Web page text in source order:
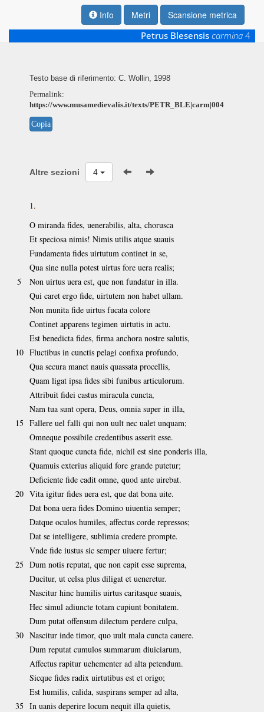
Info Metri
Scansione metrica
Petrus Blesensis carmina4
Testo base di riferimento: C. Wollin, 1998
Permalink:
https://www.musamedievalis.it/texts/PETR_BLE|carm|004
Copia
Altre sezioni 4
1.
O miranda fides, uenerabilis, alta, chorusca
Et speciosa nimis! Nimis utilis atque suauis
Fundamenta fides uirtutum continet in se,
Qua sine nulla potest uirtus fore uera realis;
5
Non uirtus uera est, que non fundatur in illa.
Qui caret ergo fide, uirtutem non habet ullam.
Non munita fide uirtus fucata colore
Continet apparens tegimen uirtutis in actu.
Est benedicta fides, firma anchora nostre salutis,
10 Fluctibus in cunctis pelagi confixa profundo,
Qua secura manet nauis quassata procellis,
Quam ligat ipsa fides sibi funibus articulorum.
Attribuit fidei castus miracula cuncta,
Nam tua sunt opera, Deus, omnia super in illa,
15 Fallere uel falli qui non uult nec ualet unquam;
Omneque possibile credentibus asserit esse.
Stant quoque cuncta fide, nichil est sine ponderis illa,
Quamuis exterius aliquid fore grande putetur;
Deficiente fide cadit omne, quod ante uirebat.
20 Vita igitur fides uera est, que dat bona uite.
Dat bona uera fides Domino uiuentia semper;
Datque oculos humiles, affectus corde repressos;
Dat se intelligere, sublimia credere prompte.
Vnde fide iustus sic semper uiuere fertur;
25 Dum notis reputat, que non capit esse suprema,
Ducitur, ut celsa plus diligat et ueneretur.
Nascitur hinc humilis uirtus caritasque suauis,
Hec simul adiuncte totam cupiunt bonitatem.
Dum putat offensum dilectum perdere culpa,
30 Nascitur inde timor, quo uult mala cuncta cauere.
Dum reputat cumulos summarum diuiciarum,
Affectus rapitur uehementer ad alta petendum.
Sicque fides radix uirtutibus est et origo;
Est humilis, calida, suspirans semper ad alta,
35 In uanis deperire locum nequit illa quietis,